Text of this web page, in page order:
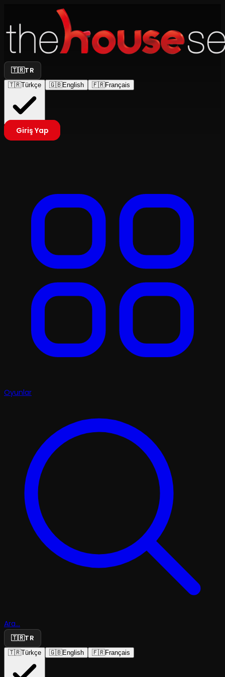
🇹🇷TR
🇹🇷Türkçe 🇬🇧English 🇫🇷Français
Giriş Yap
Oyunlar
Ara...
🇹🇷TR
🇹🇷Türkçe 🇬🇧English 🇫🇷Français